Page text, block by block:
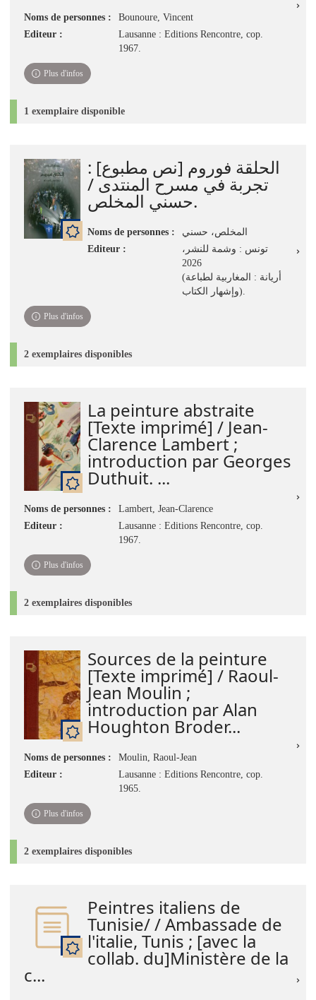
Noms de personnes :
Bounoure, Vincent
Editeur :
Lausanne : Editions Rencontre, cop.
1967.
Plus d'infos
1 exemplaire disponible
الحلقة فوروم [نص مطبوع] :
تجربة في مسرح المنتدى /
حسني المخلص.
Noms de personnes :
المخلص، حسني
Editeur :
تونس : وشمة للنشر،
2026
(أريانة : المغاربية لطباعة
وإشهار الكتاب).
Plus d'infos
2 exemplaires disponibles
La peinture abstraite
[Texte imprimé] / Jean-
Clarence Lambert ;
introduction par Georges
Duthuit. ...
Noms de personnes :
Lambert, Jean-Clarence
Editeur :
Lausanne : Editions Rencontre, cop.
1967.
Plus d'infos
2 exemplaires disponibles
Sources de la peinture
[Texte imprimé] / Raoul-
Jean Moulin ;
introduction par Alan
Houghton Broder...
Noms de personnes :
Moulin, Raoul-Jean
Editeur :
Lausanne : Editions Rencontre, cop.
1965.
Plus d'infos
2 exemplaires disponibles
Peintres italiens de
Tunisie/ / Ambassade de
l'italie, Tunis ; [avec la
collab. du]Ministère de la
c...